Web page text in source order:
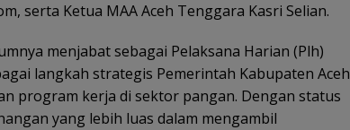
serta Ketua MAA Aceh Tenggara Kasri Selian.
menjabat sebagai Pelaksana Harian (Plh)
langkah strategis Pemerintah Kabupaten Aceh
program kerja di sektor pangan. Dengan status
yang lebih luas dalam mengambil